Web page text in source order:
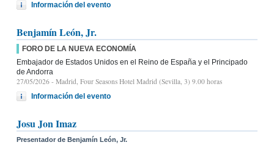
Información del evento
Benjamín León, Jr.
FORO DE LA NUEVA ECONOMÍA
Embajador de Estados Unidos en el Reino de España y el Principado
de Andorra
27/05/2026 - Madrid, Four Seasons Hotel Madrid (Sevilla, 3) 9.00 horas
Información del evento
Josu Jon Imaz
Presentador de Benjamín León, Jr.